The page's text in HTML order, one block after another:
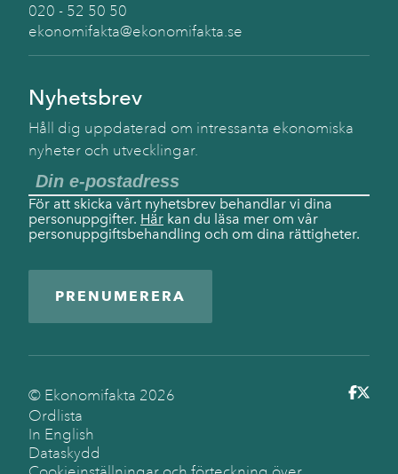
020 - 52 50 50
ekonomifakta@ekonomifakta.se
Nyhetsbrev
Håll dig uppdaterad om intressanta ekonomiska
nyheter och utvecklingar.
För att skicka vårt nyhetsbrev behandlar vi dina
personuppgifter. Här kan du läsa mer om vår
personuppgiftsbehandling och om dina rättigheter.
PRENUMERERA
© Ekonomifakta 2026
Ordlista
In English
Dataskydd